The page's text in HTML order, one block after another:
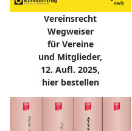
Vereinsrecht
Wegweiser
für Vereine
und Mitglieder,
12. Aufl. 2025,
hier bestellen